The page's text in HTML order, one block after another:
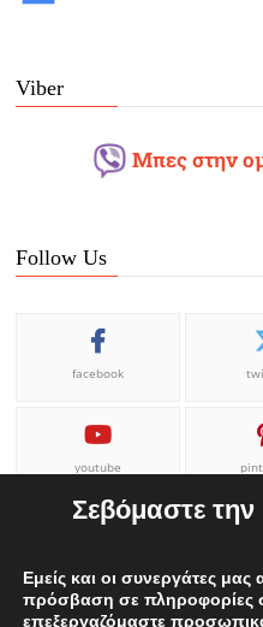
Viber
Μπες στην
Follow Us
facebook
youtube
Σεβόμαστε την
Εμείς και οι συνεργάτες
πρόσβαση σε πληροφορίες
επεξεργαζόμαστε